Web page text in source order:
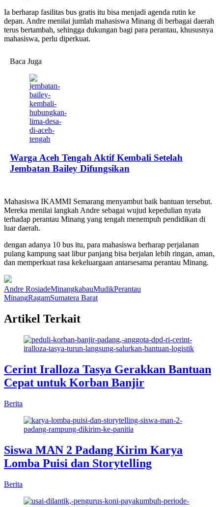
Ia berharap fasilitas bus gratis itu bisa menjadi agenda rutin ke
depan. Andre menilai jumlah mahasiswa Minang di berbagai daerah
terus bertambah, sehingga dukungan bagi para perantau, khususnya
mahasiswa, perlu diperkuat.
Baca Juga
Warga Aceh Tengah Aktif Kembali Setelah
Jembatan Bailey Difungsikan
Mahasiswa IKAMMI Semarang menyambut baik bantuan tersebut.
Mereka menilai langkah Andre sebagai wujud kepedulian nyata
terhadap perantau Minang yang tengah menempuh pendidikan di
luar daerah.
dengan adanya 10 bus itu, para mahasiswa berharap perjalanan
pulang kampung saat libur panjang bisa berjalan lebih ringan, aman,
dan memperkuat rasa kekeluargaan antarsesama perantau Minang.
Andre RosiadeMinangkabauMudikPerantau
MinangRagamSumatera Barat
Artikel Terkait
Cerint Iralloza Tasya Gerakkan Bantuan
Cepat untuk Korban Banjir
Berita
Siswa MAN 2 Padang Kirim Karya
Lomba Puisi dan Storytelling
Berita